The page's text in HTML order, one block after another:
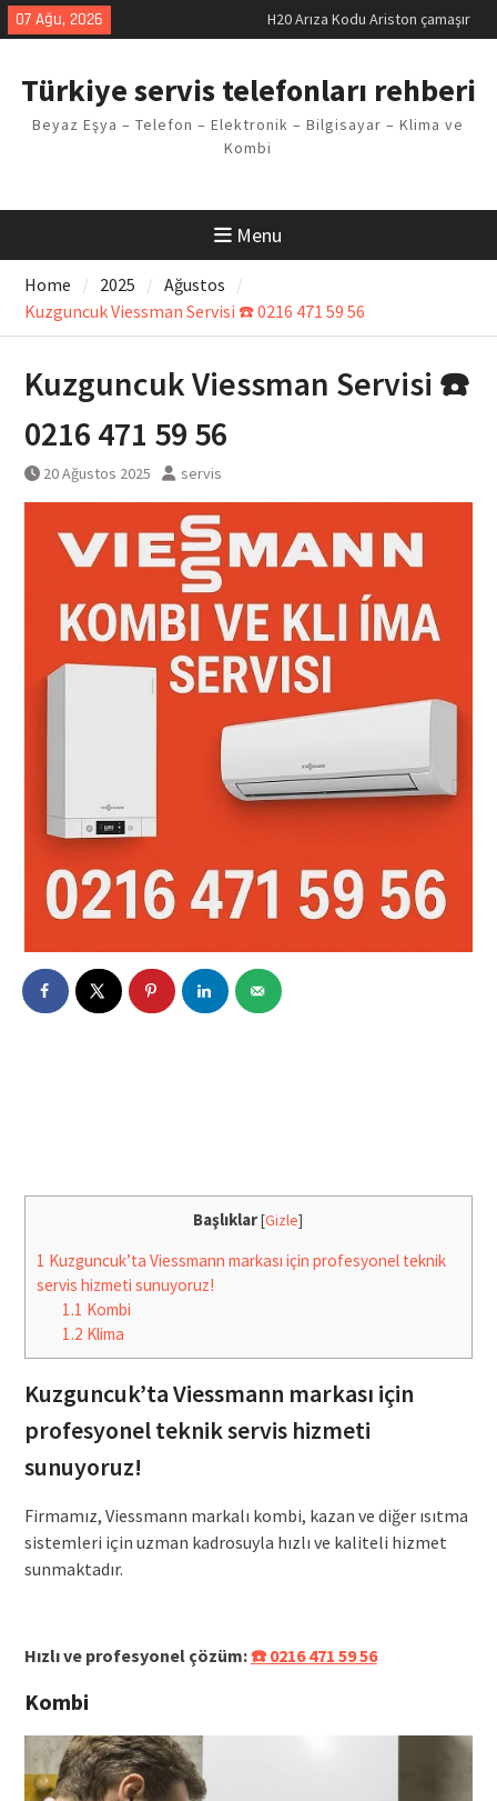
Skip
to
07 Ağu, 2026
H20 Arıza Kodu Ariston çamaşır
makinesi Sorunu
Arçelik buzdolabı F5 Hatası
Vaillant çamaşır makinesi E03
Arıza Kodu
Türkiye servis telefonları rehberi
Beyaz Eşya – Telefon – Elektronik – Bilgisayar – Klima ve
Kombi
Menu
Home 2025
Ağustos
Kuzguncuk Viessman Servisi ☎️ 0216 471 59 56
Kuzguncuk Viessman Servisi ☎️
0216 471 59 56
20 Ağustos 2025 servis
Başlıklar[Gizle]
1 Kuzguncuk’ta Viessmann markası için profesyonel teknik
servis hizmeti sunuyoruz!
1.1 Kombi
1.2 Klima
Kuzguncuk’ta Viessmann markası için
profesyonel teknik servis hizmeti
sunuyoruz!
Firmamız, Viessmann markalı kombi, kazan ve diğer ısıtma
sistemleri için uzman kadrosuyla hızlı ve kaliteli hizmet
sunmaktadır.
Hızlı ve profesyonel çözüm:☎️ 0216 471 59 56
Kombi